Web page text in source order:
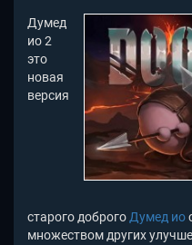
Думед
ио 2
это
новая
версия
старого доброго Думед ио
множеством других